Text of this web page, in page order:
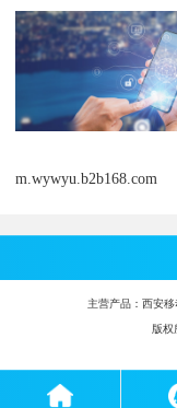
m.wywyu.b2b168.com
主营产品： 西安
版权